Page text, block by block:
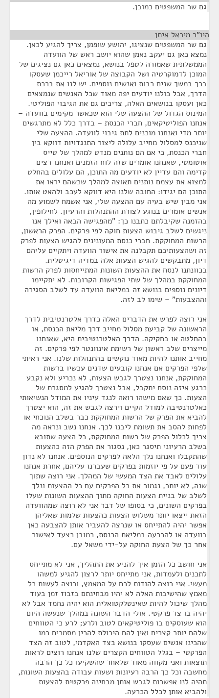
גם שר המשפטים כמובן.
היו"ר מיכאל איתן
גם שר המשפטים שנציגו, יהושע שופמן, צריך להגיע לכאן.
נמצא כאן גם יעקב נאמן שהוא יושב ראש של הוועדה
הממשלתית שאמורה לטפל בנושא, נמצאים כאן גם נציגים של
המוכן לדמוקרטיה ושל הקבוצה של אוריאל רייכמן שעסקו
בכך במשך שנים רבות ואנשים נוספים. יש לנו את ברכת
הדרך, אבל כולנו יודעים יפה מאוד שכל האנשים שנמצאים
כאן ועסקו בנושאים האלה, צריכים גם את הגיבוי הפוליטי.
המינוס הגדול של ההצעה שלי הוא שכאשר מקימים בוועדה –
אנחנו הפוליטיקאים, חברי הכנסת – בדרך כלל לא מתרגשים
יותר מדי ואנחנו מוכנים לתת גיבוי לוועדה. ההצעה שלי
שניכנס למסלול מחייב עלולה ליצור התנגדויות דווקא בין
חברי הכנסת, כי אם הם נותנים מנדט למהלך של טייס
אוטומטי, שאנחנו אומרים שזה לוח הזמנים ואנחנו רצים
קדימה והם עדיין לא יודעים מה התוכן, הם עלולים בהחלט
למצוא את עצמם נותנים תאוצה למהלך שכשהם יראו את
התוכן הם יגידו: החובה שלנו היא דווקא לעכב ולהאט אותו.
אני מבין שיש בעיה עם ההצעה שלי, אני אשמח לשמוע מה
אנשים אומרים בנוגע לצורת ההתנהלות והרעיון. לחילופין,
בהזמנה שקיבלתם כתבנו כך: "מהפגישה הבאה ואילך אנו
ניגשים לשלב גיבוש הצעות חוקה לפי פרקים. הפרק הראשון,
הרשות המחוקקת. חברי כנסת המעונינים להגיש הצעות לפרק
זה ושהצעותיכם תקבלנה את אישור הוועדה ויתקיים עליהם
דיון, מתבקשים להגיש הצעות אלה במדיה דיגיטלית.
בכוונתנו לנסח את ההצעות השונות המתייחסות לפרק הרשות
המחוקקת במהלך של שתי הפגישות הקרובות. לא יתקיימו
דיונים נוספים בנושא זה במליאת הוועדה עד לשלב הסגירה
וההצבעות" – שימו לב לזה.
אני רוצה לפרש את הדברים האלה כדרך אלטרנטיבית לדרך
הראשונה של קביעת מסלול מחייב דרך מליאת הכנסת, או
בהחלטה או בחקיקה. הדרך האלטרנטיבית היא, שאנחנו
מייצרים שלב ראשון של רשימת אינוונטר לפי פרקים. זה
מחייב אותנו להיות מאוד נוקשים בהתנהלות שלנו. אני ראיתי
שלפי הפרקים אם אנחנו קובעים שדנים עכשיו ברשות
המחוקקת, אנחנו נצטרך לגבש הצעות, לא נכריע ולא נקבע
כרגע איזה נוסח יתקבל, אבל נצטרך להגיע למסגרת של
הצעות. כך שאם מישהו רואה לנגד עיניו את המודל הנשיאותי
כאלטרנטיבה למודל הקיים וירצה לגבש את זה, הוא יצטרך
להביא את הפרק של הרשות המחוקקת כבר בשלב הנוכחי או
לפחות להסב את תשומת ליבנו לכך. אנחנו נשב ונראה מה
צריך לכלול הפרק של רשות המחוקקת, כל הצעה שתובא
בשלב הרעיוני תיסגר כאן, נסגור את הפרק הזה כהצעות
שהתקבלו ואנחנו נלך הלאה לפרקים הנוספים. אנחנו לא נדון
עוד פעם על פי יוזמות בפרקים שעברנו עליהם, אחרת אנחנו
עלולים לאבד את הצד המעשי של המהלך. אני רוצה שתוך
שנה, לא יותר, נגמור את כל הפרקים עם כל ההצעות ונלך
לשלב של בניית הצעות החוקה מתוך ההצעות השונות שעלו
בפרקים השונים, כי בסופו של דבר אני לא רוצה שמהוועדה
הזאת ייצאו יותר משלוש הצעות כהצעות שלמות שאליהן
אפשר יהיה להתייחס או שנרצה להעביר אותן להצבעה כאן
בוועדה או להכרעה במליאת הכנסת, כמובן כצעד לאישור
אחר כך של הצעת החוקה על-ידי משאל עם.
אני חושב כל הזמן איך להניע את התהליך, אני לא מתייחס
לתכנים ולעמדות, אני מתייחס יותר לרצון להגיע למשהו
מעשי. אני רוצה להודות לכם על המאמץ, ורוצה לעשות כל
מאמץ שהישיבות האלה לא יהיו מבחינתם בזבוז זמן בעוד
מהלך שיכול להיות שאינטלקטואלית הוא יהיה נחמד אבל לא
יהיה בו צד פרקטי. אולי הדבר השונה במהלך שנעשה היום
הוא שעוסקים בו פוליטיקאים לטוב ולרע; לרע כי הטווחים
שלהם יותר קצרים ואין להם היכולת להכין מסמכים כמו
שהכינו אנשים שעסקו בנושא בצד האקדמי, לטוב זה הצד
הפרקטי – בגלל הטווחים הקצרים שלנו אנחנו רוצים לראות
תוצאות ואני מקווה מאוד שלאחר שהשקיעו כל כך הרבה
מחשבה וכל כך הרבה רעיונות ושעות עבודה בהצעות השונות,
תהיה לנו אפשרות לגבש אותן מבחינה פרקטית להצעות
ולהביא אותן לכלל הכרעה.